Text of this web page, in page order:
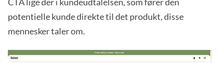
CTA lige der i kundeudtalelsen, som fører den
potentielle kunde direkte til det produkt, disse
mennesker taler om.